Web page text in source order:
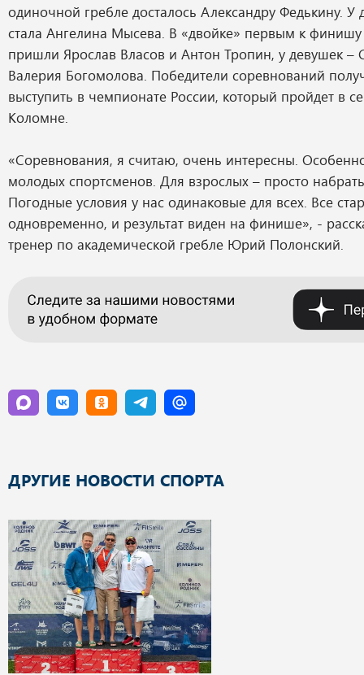
одиночной гребле досталось Александру Федькину. У
стала Ангелина Мысева. В «двойке» первым к
пришли Ярослав Власов и Антон Тропин, у девушек –
Валерия Богомолова. Победители соревнований
выступить в чемпионате России, который пройдет в
Коломне.
«Соревнования, я считаю, очень интересны.
молодых спортсменов. Для взрослых – просто
Погодные условия у нас одинаковые для всех. Все
одновременно, и результат виден на финише», -
тренер по академической гребле Юрий Полонский.
ДРУГИЕ НОВОСТИ СПОРТА